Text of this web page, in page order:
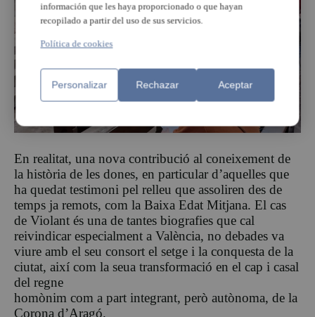
En realitat, una nova contribució al coneixement de
la història de les dones, en particular d’aquelles que
ha quedat testimoni pel relleu que assoliren des de
temps ja remots, com la Baixa Edat Mitjana. El cas
de Violant és una de tantes biografies que cal
reivindicar especialment a València, no debades va
viure amb el seu consort el setge i la conquesta de la
ciutat, així com la seua transformació en el cap i casal
del regne
homònim com a part integrant, però autònoma, de la
Corona d’Aragó.
información que les haya proporcionado o que hayan
recopilado a partir del uso de sus servicios.
Política de cookies
Personalizar Rechazar Aceptar